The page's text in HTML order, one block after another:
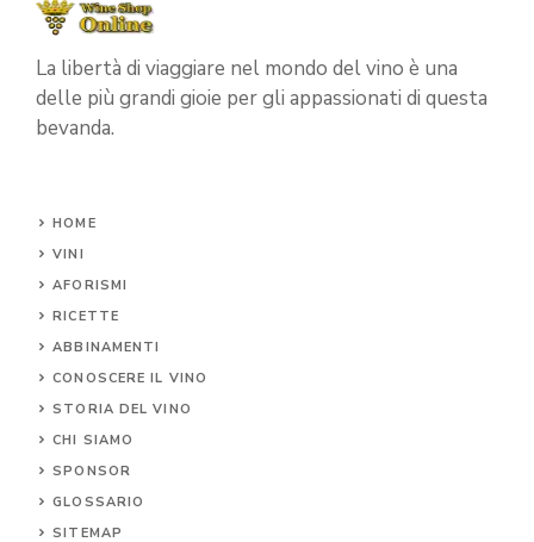
La libertà di viaggiare nel mondo del vino è una
delle più grandi gioie per gli appassionati di questa
bevanda.
HOME
VINI
AFORISMI
RICETTE
ABBINAMENTI
CONOSCERE IL VINO
STORIA DEL VINO
CHI SIAMO
SPONSOR
GLOSSARIO
SITEMAP